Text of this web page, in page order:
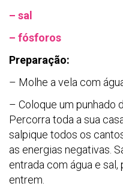
– sal
– fósforos
Preparação:
– Molhe a vela com
– Coloque um punhado
Percorra toda a sua
salpique todos os
as energias negativas.
entrada com água e sal,
entrem.